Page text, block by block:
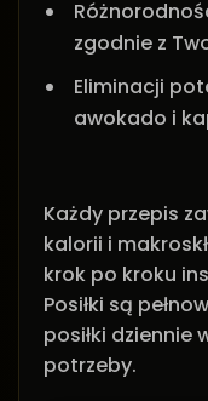
zgodnie z
Eliminacji
awokado i
Każdy przepis
kalorii i
krok po kroku
Posiłki są
posiłki dziennie
potrzeby.